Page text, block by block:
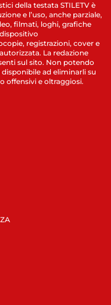
della testata STILETV è
e l’uso, anche parziale,
filmati, loghi, grafiche
registrazioni, cover e
La redazione
sul sito. Non potendo
ad eliminarli su
offensivi e oltraggiosi.